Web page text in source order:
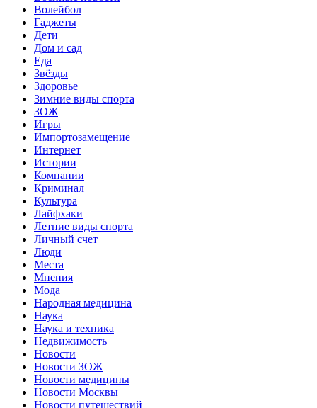
Волейбол
Гаджеты
Дети
Дом и сад
Еда
Звёзды
Здоровье
Зимние виды спорта
ЗОЖ
Игры
Импортозамещение
Интернет
Истории
Компании
Криминал
Культура
Лайфхаки
Летние виды спорта
Личный счет
Люди
Места
Мнения
Мода
Народная медицина
Наука
Наука и техника
Недвижимость
Новости
Новости ЗОЖ
Новости медицины
Новости Москвы
Новости путешествий